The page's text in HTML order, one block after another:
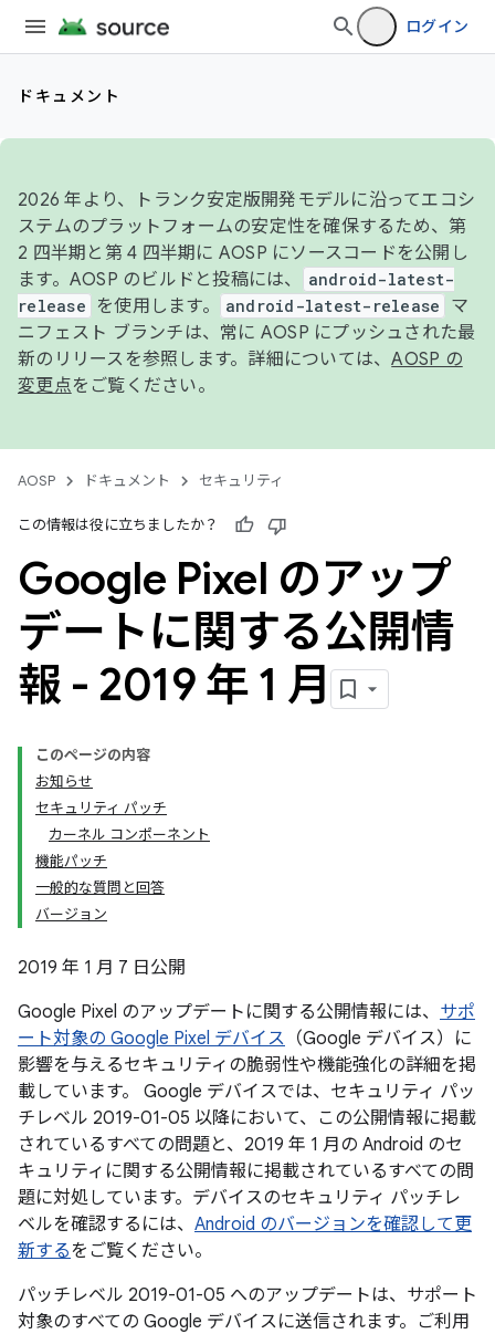
ログイン
ドキュメント
2026 年より、トランク安定版開発モデルに沿ってエコシ
ステムのプラットフォームの安定性を確保するため、第
2 四半期と第 4 四半期に AOSP にソースコードを公開し
ます。AOSP のビルドと投稿には、
android-latest-
release
を使用します。 android-latest-release
マ
ニフェスト ブランチは、常に AOSP にプッシュされた最
新のリリースを参照します。詳細については、AOSP の
変更点をご覧ください。
AOSP ドキュメント セキュリティ
この情報は役に立ちましたか？
Google Pixel のアップ
デートに関する公開情
報 - 2019 年 1 月
このページの内容
お知らせ
セキュリティ パッチ
カーネル コンポーネント
機能パッチ
一般的な質問と回答
バージョン
2019 年 1 月 7 日公開
Google Pixel のアップデートに関する公開情報には、 サポ
ート対象の Google Pixel デバイス （Google デバイス）に
影響を与えるセキュリティの脆弱性や機能強化の詳細を掲
載しています。 Google デバイスでは、セキュリティ パッ
チレベル 2019-01-05 以降において、この公開情報に掲載
されているすべての問題と、2019 年 1 月の Android のセ
キュリティに関する公開情報に掲載されているすべての問
題に対処しています。デバイスのセキュリティ パッチレ
ベルを確認するには、 Android のバージョンを確認して更
新するをご覧ください。
パッチレベル 2019-01-05 へのアップデートは、サポート
対象のすべての Google デバイスに送信されます。ご利用